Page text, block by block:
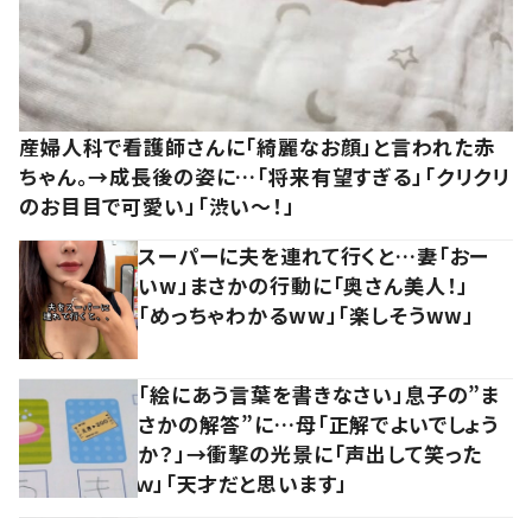
産婦人科で看護師さんに「綺麗なお顔」と言われた赤
ちゃん。→成長後の姿に…「将来有望すぎる」「クリクリ
のお目目で可愛い」「渋い～！」
スーパーに夫を連れて行くと…妻「おー
いw」まさかの行動に「奥さん美人！」
「めっちゃわかるww」「楽しそうww」
「絵にあう言葉を書きなさい」息子の”ま
さかの解答”に…母「正解でよいでしょう
か？」→衝撃の光景に「声出して笑った
ｗ」「天才だと思います」